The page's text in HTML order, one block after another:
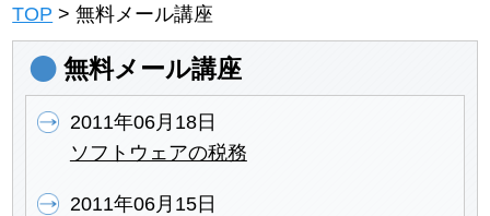
TOP > 無料メール講座
無料メール講座
2011年06月18日
ソフトウェアの税務
2011年06月15日